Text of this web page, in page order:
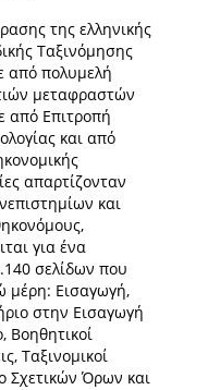
της ελληνικής
Ταξινόμησης
από πολυμελή
μεταφραστών
από Επιτροπή
και από
απαρτίζονταν
και
για ένα
σελίδων που
μέρη: Εισαγωγή,
στην Εισαγωγή
Βοηθητικοί
Ταξινομικοί
Σχετικών Όρων και